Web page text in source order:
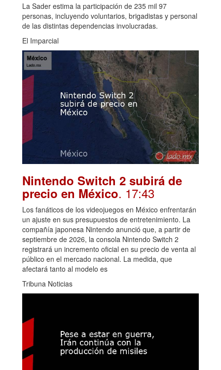
La Sader estima la participación de 235 mil 97
personas, incluyendo voluntarios, brigadistas y personal
de las distintas dependencias involucradas.
El Imparcial
Nintendo Switch 2 subirá de
precio en México. 17:43
Los fanáticos de los videojuegos en México enfrentarán
un ajuste en sus presupuestos de entretenimiento. La
compañía japonesa Nintendo anunció que, a partir de
septiembre de 2026, la consola Nintendo Switch 2
registrará un incremento oficial en su precio de venta al
público en el mercado nacional. La medida, que
afectará tanto al modelo es
Tribuna Noticias